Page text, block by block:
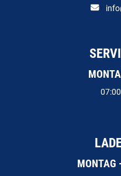
MONTAG